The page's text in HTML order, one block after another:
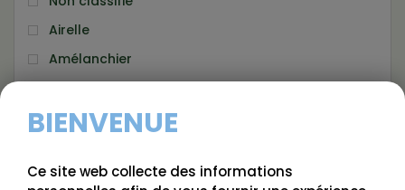
Airelle
Amélanchier
Aronie
Camerisier
BIENVENUE
Ce site web collecte des informations